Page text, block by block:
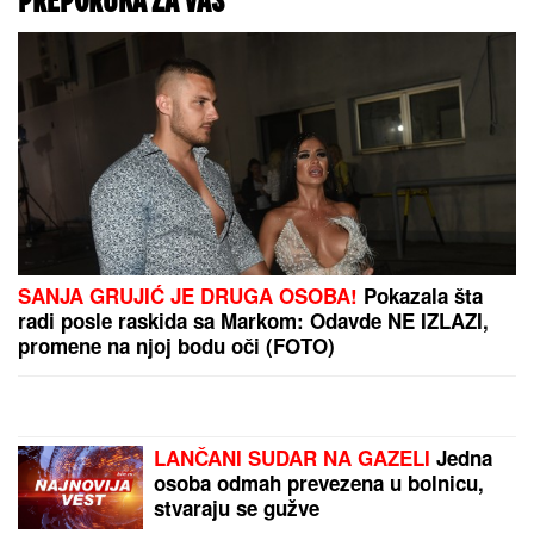
DOŽIVELA NASILJE,
IZGUBILA JE BEBU Saša
Popović joj dao otkaz u
"Zvezdama Granda", a
onda je potpuno
NESTALA
Evo zašto nam VREME